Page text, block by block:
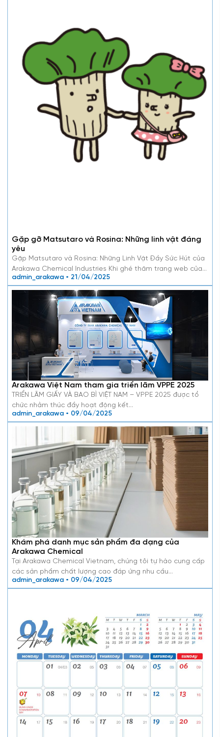
Gặp gỡ Matsutaro và Rosina: Những linh vật đáng
yêu
Gặp Matsutaro và Rosina: Những Linh Vật Đầy Sức Hút của
Arakawa Chemical Industries Khi ghé thăm trang web của…
admin_arakawa • 21/04/2025
Arakawa Việt Nam tham gia triển lãm VPPE 2025
TRIỂN LÃM GIẤY VÀ BAO BÌ VIỆT NAM – VPPE 2025 được tổ
chức nhằm thúc đẩy hoạt động kết…
admin_arakawa • 09/04/2025
Khám phá danh mục sản phẩm đa dạng của
Arakawa Chemical
Tại Arakawa Chemical Vietnam, chúng tôi tự hào cung cấp
các sản phẩm chất lượng cao đáp ứng nhu cầu…
admin_arakawa • 09/04/2025